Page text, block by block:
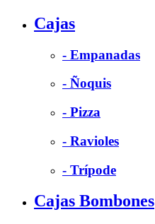
Cajas
- Empanadas
- Ñoquis
- Pizza
- Ravioles
- Trípode
Cajas Bombones